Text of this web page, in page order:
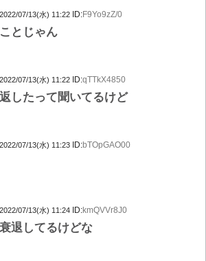
2022/07/13(水) 11:22 ID:F9Yo9zZ/0
とじゃん
2022/07/13(水) 11:22 ID:qTTkX4850
したって聞いてるけど
2022/07/13(水) 11:23 ID:bTOpGAO00
2022/07/13(水) 11:24 ID:kmQVVr8J0
退してるけどな